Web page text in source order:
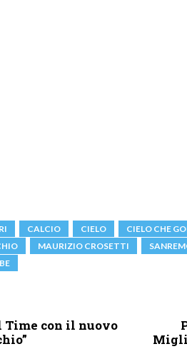
CALCIO CIELO CIELO CHE
MAURIZIO CROSETTI
Time con il nuovo